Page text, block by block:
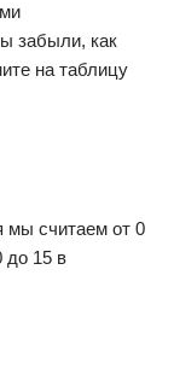
забыли, как
на таблицу
мы считаем от 0
до 15 в